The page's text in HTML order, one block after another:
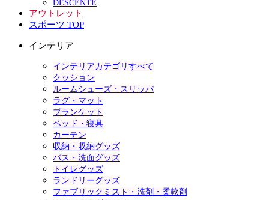
DESCENTE
アウトレット
スポーツ TOP
インテリア
インテリアカテゴリすべて
クッション
ルームシューズ・スリッパ
ラグ・マット
ブランケット
ベッド・寝具
カーテン
収納・収納グッズ
バス・洗面グッズ
トイレグッズ
ランドリーグッズ
ファブリックミスト・洗剤・柔軟剤